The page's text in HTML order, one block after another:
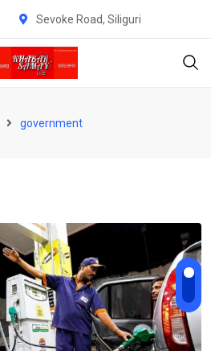
Sevoke Road, Siliguri
government